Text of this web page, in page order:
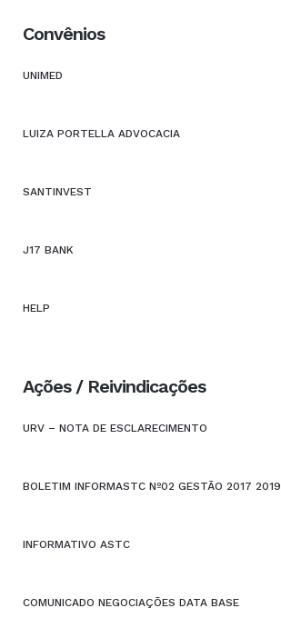
Convênios
UNIMED
LUIZA PORTELLA ADVOCACIA
SANTINVEST
J17 BANK
HELP
Ações / Reivindicações
URV – NOTA DE ESCLARECIMENTO
BOLETIM INFORMASTC Nº02 GESTÃO 2017 2019
INFORMATIVO ASTC
COMUNICADO NEGOCIAÇÕES DATA BASE